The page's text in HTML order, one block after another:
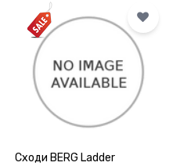
Сходи BERG Ladder